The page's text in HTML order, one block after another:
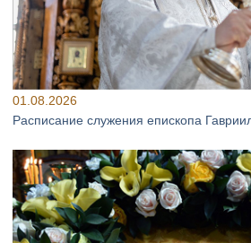
01.08.2026
Расписание служения епископа